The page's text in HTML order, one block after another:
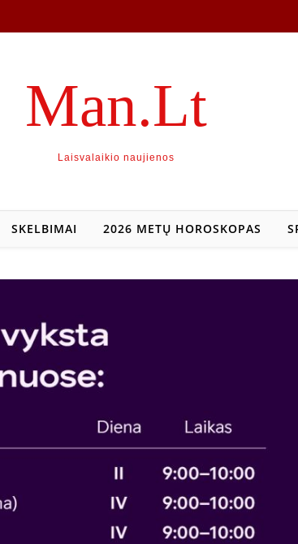
Man.Lt
Laisvalaikio naujienos
SKELBIMAI 2026 METŲ HOROSKOPAS